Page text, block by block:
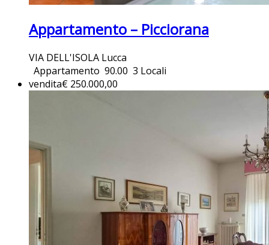
Appartamento – Picciorana
VIA DELL'ISOLA Lucca
Appartamento 90.00 3 Locali
vendita€ 250.000,00